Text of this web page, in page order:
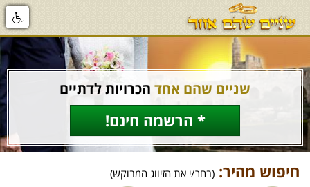
שניים שהם אחד הכרויות לדתיים
* הרשמה חינם!
חיפוש מהיר: (בחר/י את הזיווג המבוקש)